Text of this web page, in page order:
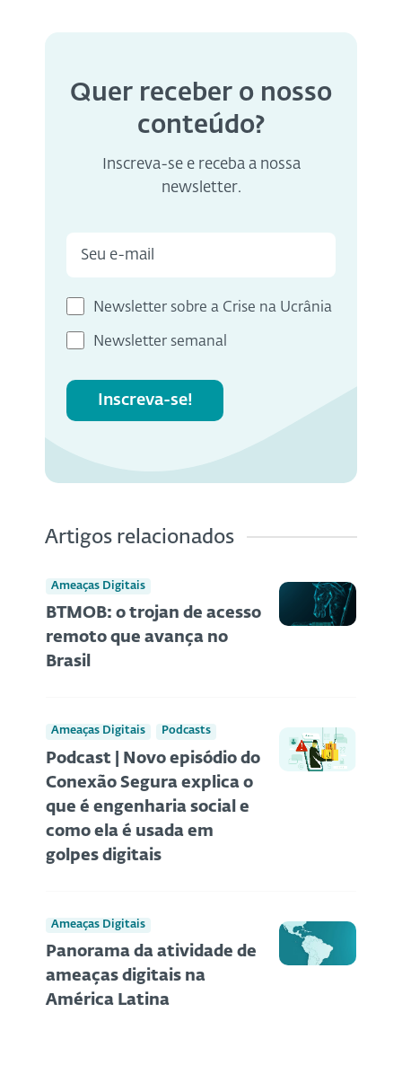
Quer receber o nosso
conteúdo?
Inscreva-se e receba a nossa
newsletter.
Newsletter sobre a Crise na Ucrânia
Newsletter semanal
Inscreva-se!
Artigos relacionados
Ameaças Digitais
BTMOB: o trojan de acesso
remoto que avança no
Brasil
Ameaças Digitais Podcasts
Podcast | Novo episódio do
Conexão Segura explica o
que é engenharia social e
como ela é usada em
golpes digitais
Ameaças Digitais
Panorama da atividade de
ameaças digitais na
América Latina